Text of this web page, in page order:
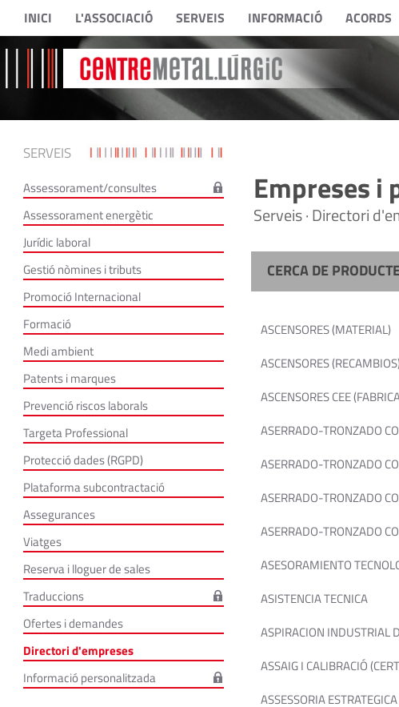
INICI L'ASSOCIACIÓ SERVEIS INFORMACIÓ ACORDS
SERVEIS
Assessorament/consultes
Assessorament energètic
Jurídic laboral
Gestió nòmines i tributs
Promoció Internacional
Formació
Medi ambient
Patents i marques
Prevenció riscos laborals
Targeta Professional
Protecció dades (RGPD)
Plataforma subcontractació
Assegurances
Viatges
Reserva i lloguer de sales
Traduccions
Ofertes i demandes
Directori d'empreses
Informació personalitzada
Empreses i
Serveis · Directori
CERCA DE
ASCENSORES (MATERIAL)
ASCENSORES
ASCENSORES CEE
ASERRADO-TRONZADO
ASERRADO-TRONZADO
ASERRADO-TRONZADO
ASERRADO-TRONZADO
ASESORAMIENTO
ASISTENCIA TECNICA
ASPIRACION INDUSTRIAL
ASSAIG I CALIBRACIÓ
ASSESSORIA